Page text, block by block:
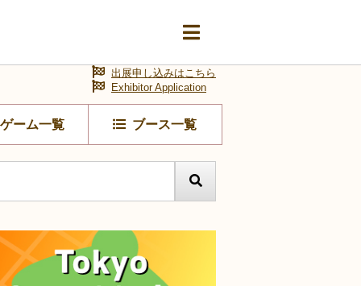
ゲーム一覧 ブース一覧
出展申し込みはこちら
Exhibitor Application